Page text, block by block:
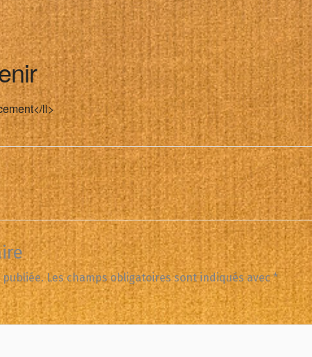
li>
Les champs obligatoires sont indiqués avec*